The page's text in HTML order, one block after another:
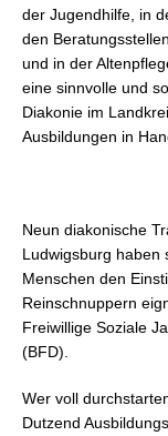
der Jugendhilfe, in
den
und in der
eine sinnvolle und
Diakonie im
Ausbildungen in
Neun diakonische
Ludwigsburg haben
Menschen den
Reinschnuppern
Freiwillige Soziale
(BFD).
Wer voll
Dutzend